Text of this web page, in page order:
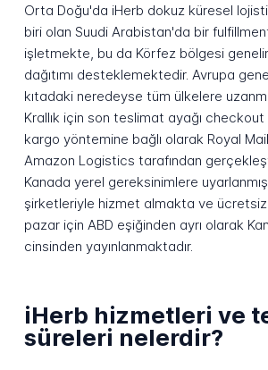
Orta Doğu'da iHerb dokuz küresel
biri olan Suudi Arabistan'da bir
işletmekte, bu da Körfez bölgesi
dağıtımı desteklemektedir. Avrupa
kıtadaki neredeyse tüm ülkelere
Krallık için son teslimat ayağı checkout
kargo yöntemine bağlı olarak Royal
Amazon Logistics tarafından
Kanada yerel gereksinimlere
şirketleriyle hizmet almakta ve
pazar için ABD eşiğinden ayrı olarak
cinsinden yayınlanmaktadır.
iHerb hizmetleri ve
süreleri nelerdir?